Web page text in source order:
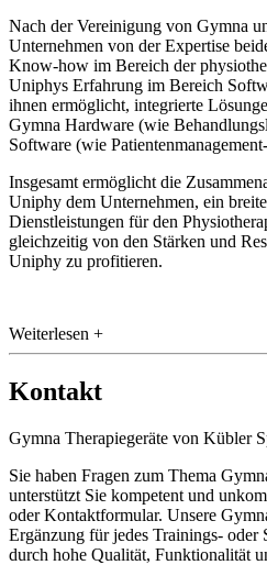
Nach der Vereinigung von Gymna
Unternehmen von der Expertise
Know-how im Bereich der
Uniphys Erfahrung im Bereich
ihnen ermöglicht, integrierte
Gymna Hardware (wie
Software (wie
Insgesamt ermöglicht die
Uniphy dem Unternehmen, ein
Dienstleistungen für den
gleichzeitig von den Stärken und
Uniphy zu profitieren.
Weiterlesen +
Kontakt
Gymna Therapiegeräte von Kübler
Sie haben Fragen zum Thema
unterstützt Sie kompetent und
oder Kontaktformular. Unsere
Ergänzung für jedes Trainings- oder
durch hohe Qualität, Funktionalität